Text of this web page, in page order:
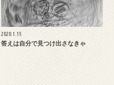
2020.1.15
答えは自分で見つけ出さなきゃ